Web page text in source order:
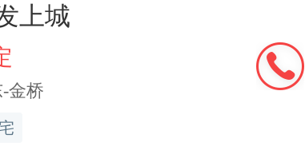
）和117a-06（社区文
拆成两个新地块：1
上城
金桥